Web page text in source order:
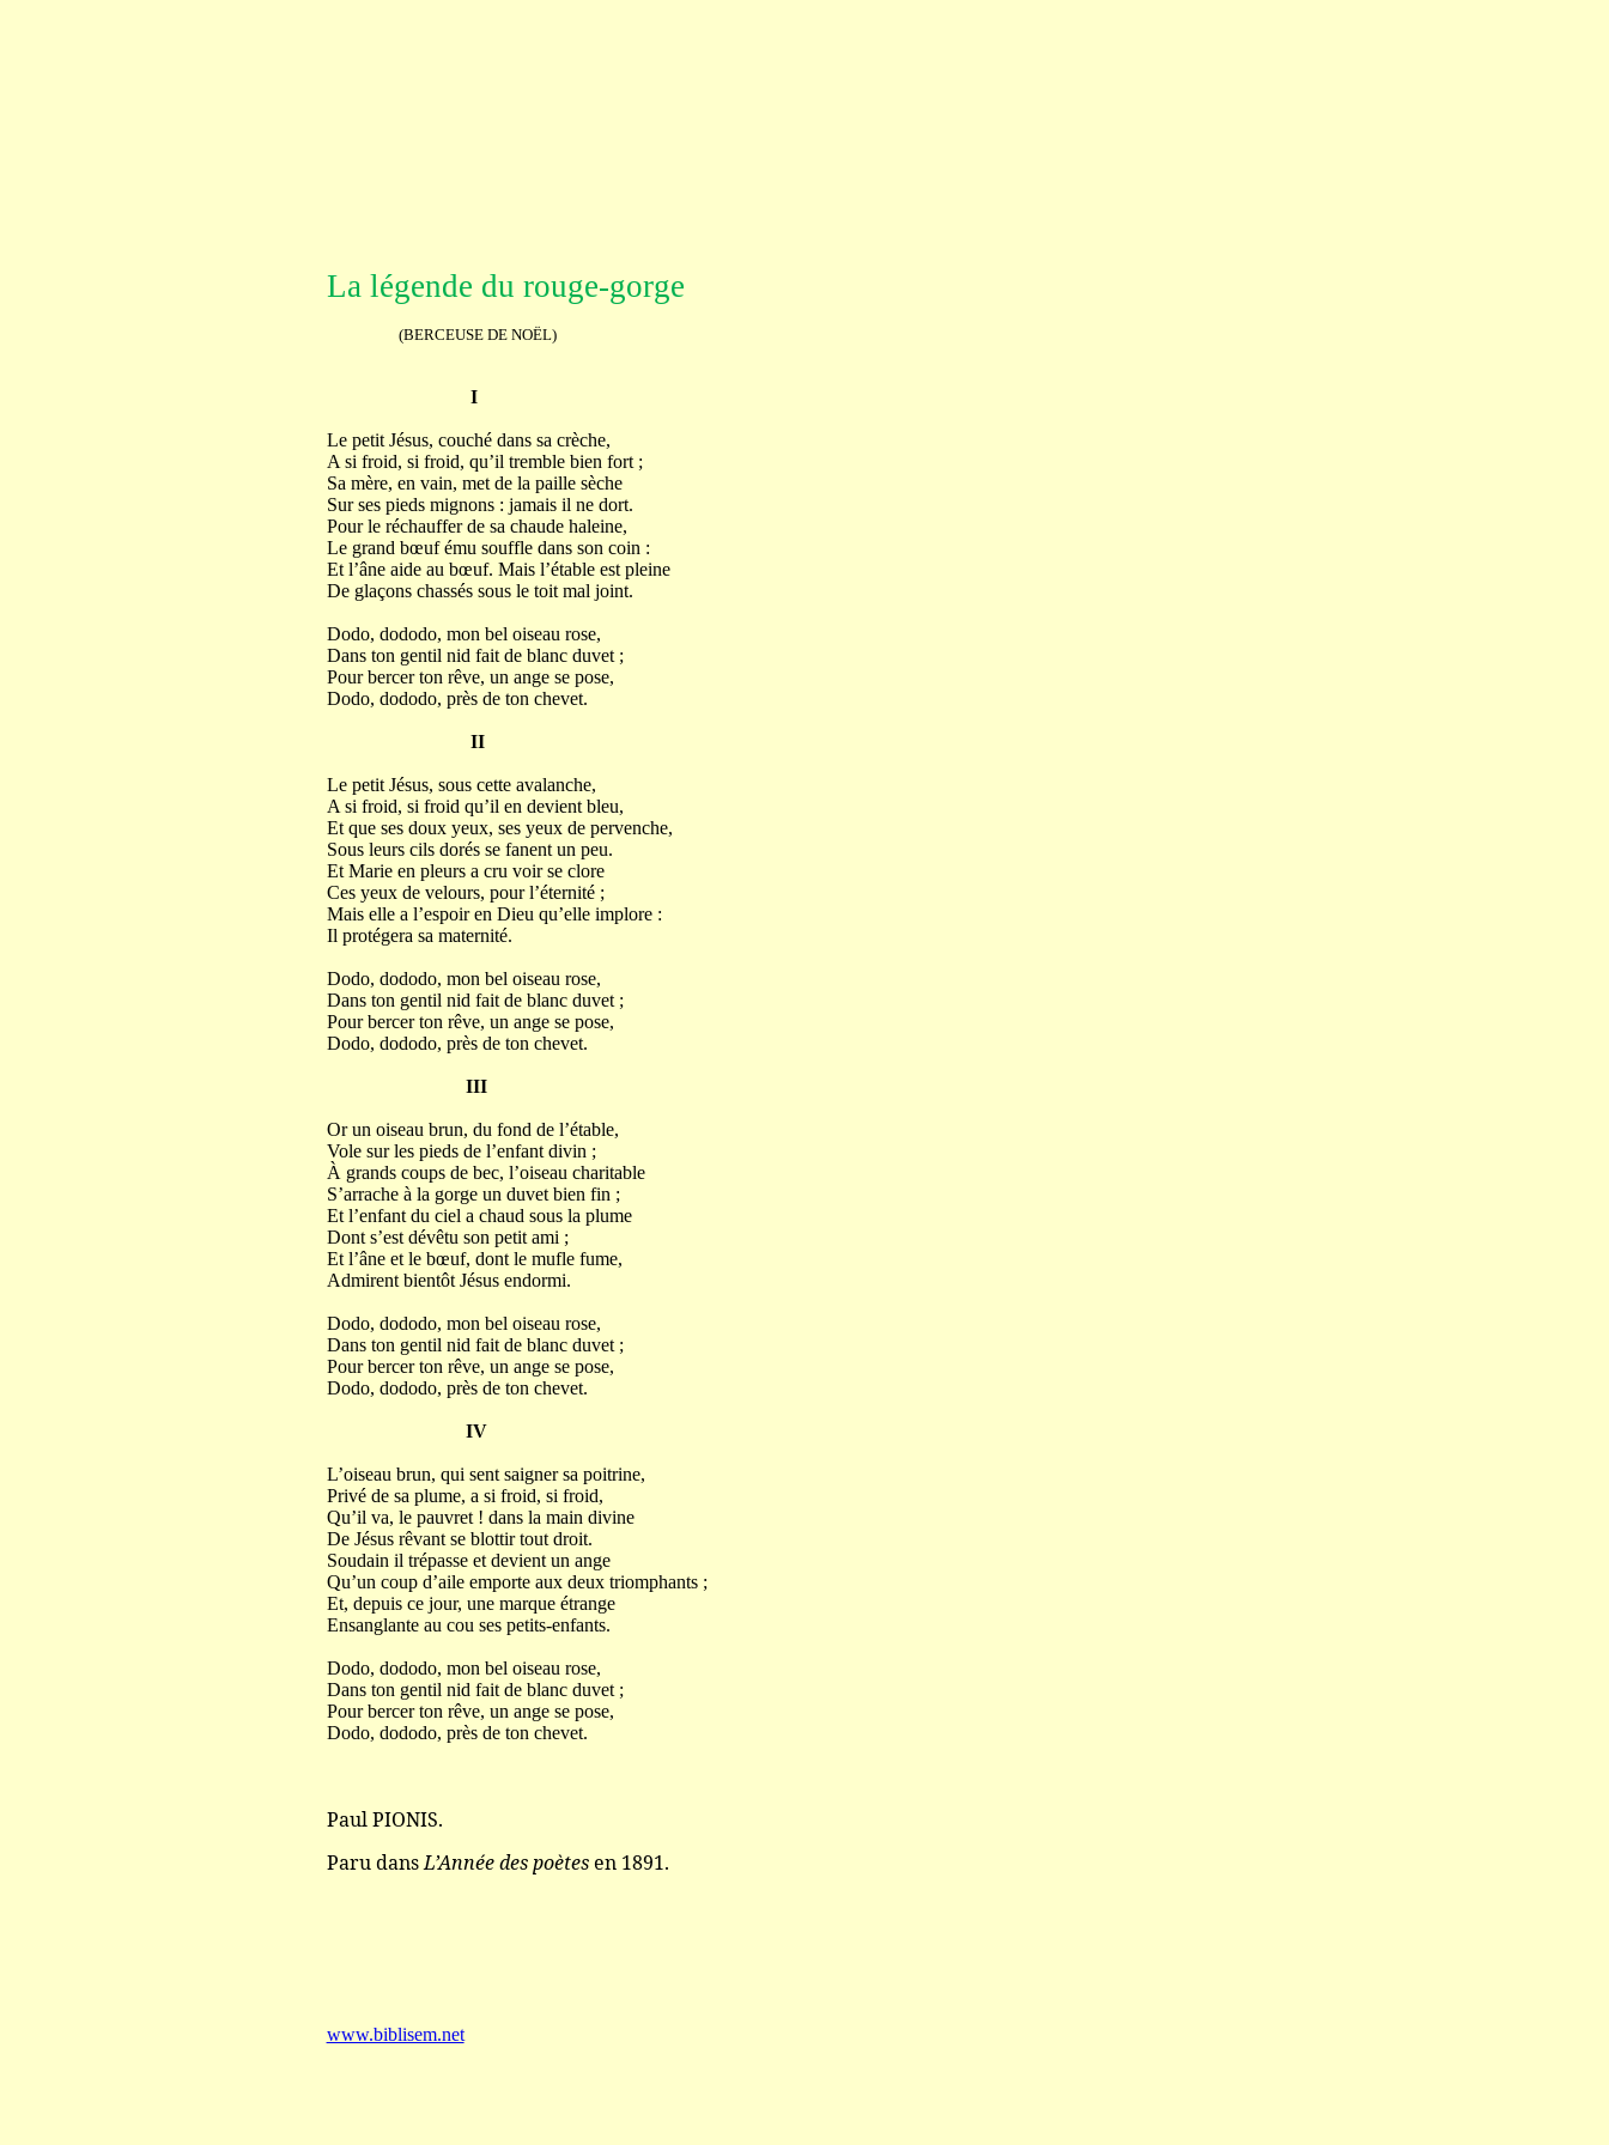
La légende du rouge-gorge
(BERCEUSE DE NOËL)
I
Le petit Jésus, couché dans sa crèche,
A si froid, si froid, qu’il tremble bien fort ;
Sa mère, en vain, met de la paille sèche
Sur ses pieds mignons : jamais il ne dort.
Pour le réchauffer de sa chaude haleine,
Le grand bœuf ému souffle dans son coin :
Et l’âne aide au bœuf. Mais l’étable est pleine
De glaçons chassés sous le toit mal joint.
Dodo, dododo, mon bel oiseau rose,
Dans ton gentil nid fait de blanc duvet ;
Pour bercer ton rêve, un ange se pose,
Dodo, dododo, près de ton chevet.
II
Le petit Jésus, sous cette avalanche,
A si froid, si froid qu’il en devient bleu,
Et que ses doux yeux, ses yeux de pervenche,
Sous leurs cils dorés se fanent un peu.
Et Marie en pleurs a cru voir se clore
Ces yeux de velours, pour l’éternité ;
Mais elle a l’espoir en Dieu qu’elle implore :
Il protégera sa maternité.
Dodo, dododo, mon bel oiseau rose,
Dans ton gentil nid fait de blanc duvet ;
Pour bercer ton rêve, un ange se pose,
Dodo, dododo, près de ton chevet.
III
Or un oiseau brun, du fond de l’étable,
Vole sur les pieds de l’enfant divin ;
À grands coups de bec, l’oiseau charitable
S’arrache à la gorge un duvet bien fin ;
Et l’enfant du ciel a chaud sous la plume
Dont s’est dévêtu son petit ami ;
Et l’âne et le bœuf, dont le mufle fume,
Admirent bientôt Jésus endormi.
Dodo, dododo, mon bel oiseau rose,
Dans ton gentil nid fait de blanc duvet ;
Pour bercer ton rêve, un ange se pose,
Dodo, dododo, près de ton chevet.
IV
L’oiseau brun, qui sent saigner sa poitrine,
Privé de sa plume, a si froid, si froid,
Qu’il va, le pauvret ! dans la main divine
De Jésus rêvant se blottir tout droit.
Soudain il trépasse et devient un ange
Qu’un coup d’aile emporte aux deux triomphants ;
Et, depuis ce jour, une marque étrange
Ensanglante au cou ses petits-enfants.
Dodo, dododo, mon bel oiseau rose,
Dans ton gentil nid fait de blanc duvet ;
Pour bercer ton rêve, un ange se pose,
Dodo, dododo, près de ton chevet.
Paul PIONIS.
Paru dansL’Année des poètesen 1891.
www.biblisem.net